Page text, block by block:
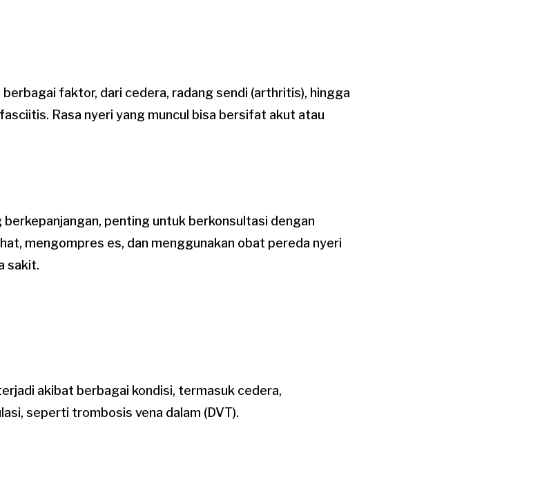
faktor, dari cedera, radang sendi (arthritis), hingga
Rasa nyeri yang muncul bisa bersifat akut atau
berkepanjangan, penting untuk berkonsultasi dengan
mengompres es, dan menggunakan obat pereda nyeri
sakit.
akibat berbagai kondisi, termasuk cedera,
seperti trombosis vena dalam (DVT).